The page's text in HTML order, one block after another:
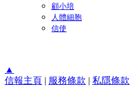
顧小培
人體細胞
信使
▲
信報主頁 | 服務條款 | 私隱條款